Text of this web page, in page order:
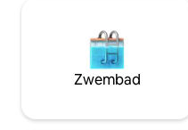
Zwembad